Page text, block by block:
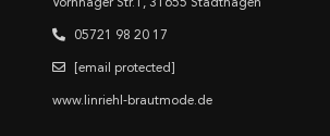
Vornhäger Str.1, 31655 Stadthagen
05721 98 20 17
[email protected]
www.linriehl-brautmode.de